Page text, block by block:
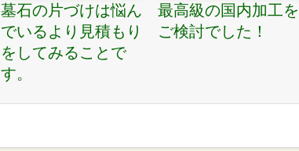
墓石の片づけは悩ん
でいるより見積もり
をしてみることで
す。
最高級の国内加工を
ご検討でした！